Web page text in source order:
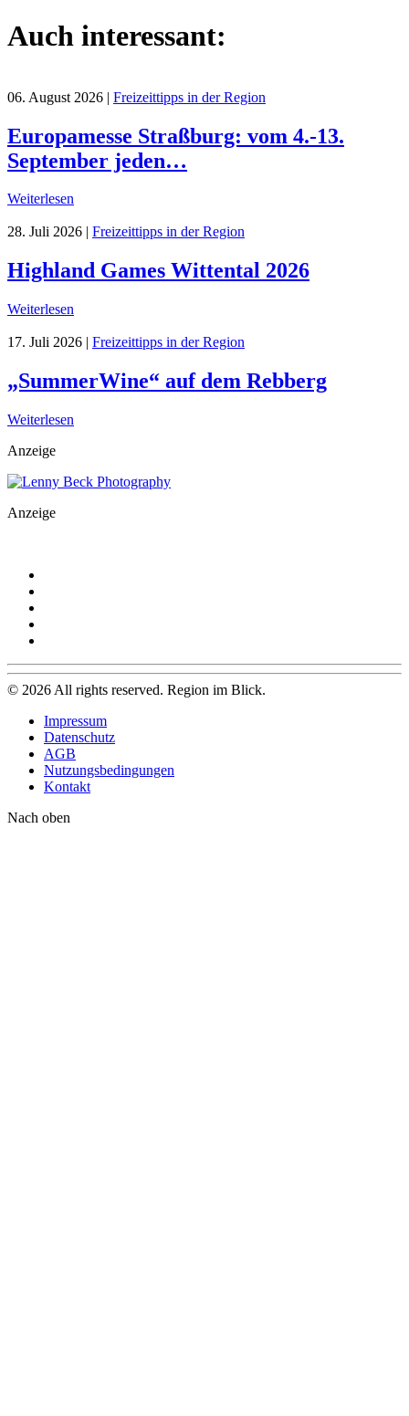
Auch interessant:
06. August 2026 | Freizeittipps in der Region
Europamesse Straßburg: vom 4.-13.
September jeden…
Weiterlesen
28. Juli 2026 Freizeittipps in der Region
Highland Games Wittental 2026
Weiterlesen
17. Juli 2026 | Freizeittipps in der Region
„SummerWine“ auf dem Rebberg
Weiterlesen
Anzeige
Anzeige
© 2026 All rights reserved. Region im Blick.
Impressum
Datenschutz
AGB
Nutzungsbedingungen
Kontakt
Nach oben